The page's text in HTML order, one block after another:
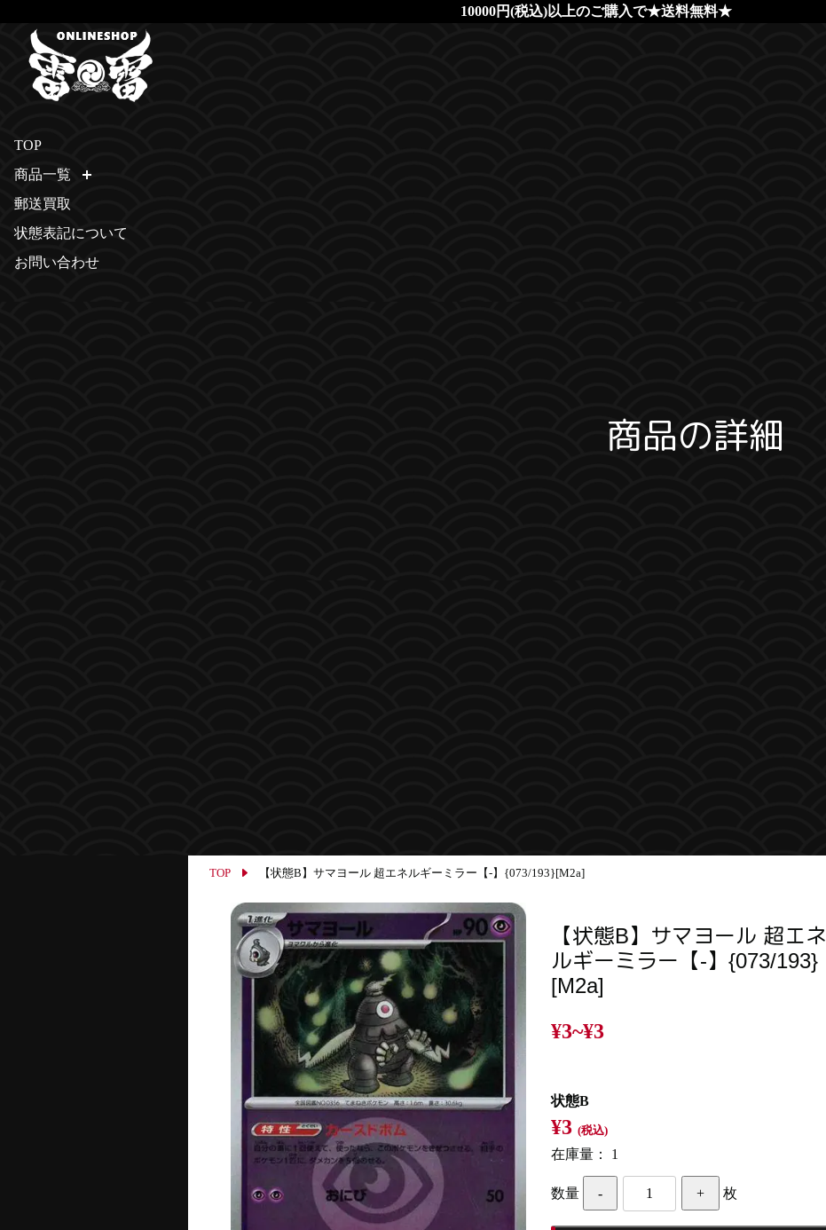
10000円(税込)以上のご購入で★送料無料★
商品の詳細
TOP 【状態B】サマヨール 超エネルギーミラー【-】{073/193}[M2a]
【状態B】サマヨール 超エネ
ルギーミラー【-】{073/193}
[M2a]
¥3~¥3
状態B
¥3(税込)
在庫量： 1
数量 枚
TOP
商品一覧
郵送買取
状態表記について
お問い合わせ